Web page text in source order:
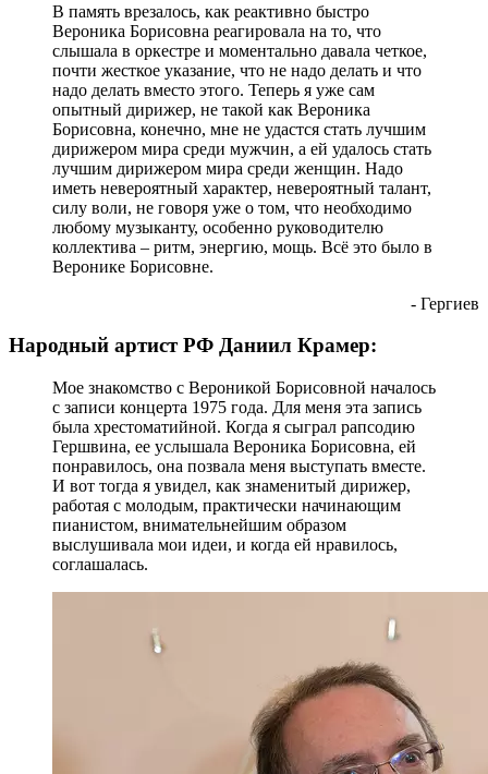
В память врезалось, как реактивно быстро
Вероника Борисовна реагировала на то, что
слышала в оркестре и моментально давала четкое,
почти жесткое указание, что не надо делать и что
надо делать вместо этого. Теперь я уже сам
опытный дирижер, не такой как Вероника
Борисовна, конечно, мне не удастся стать лучшим
дирижером мира среди мужчин, а ей удалось стать
лучшим дирижером мира среди женщин. Надо
иметь невероятный характер, невероятный талант,
силу воли, не говоря уже о том, что необходимо
любому музыканту, особенно руководителю
коллектива – ритм, энергию, мощь. Всё это было в
Веронике Борисовне.
- Гергиев
Народный артист РФ Даниил Крамер:
Мое знакомство с Вероникой Борисовной началось
с записи концерта 1975 года. Для меня эта запись
была хрестоматийной. Когда я сыграл рапсодию
Гершвина, ее услышала Вероника Борисовна, ей
понравилось, она позвала меня выступать вместе.
И вот тогда я увидел, как знаменитый дирижер,
работая с молодым, практически начинающим
пианистом, внимательнейшим образом
выслушивала мои идеи, и когда ей нравилось,
соглашалась.